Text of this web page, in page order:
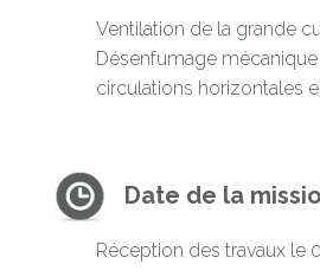
Ventilation de la grande
Désenfumage
circulations horizontales
Date de la
Réception des travaux le